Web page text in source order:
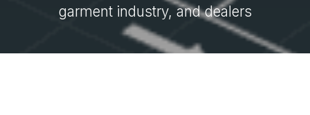
garment industry, and dealers